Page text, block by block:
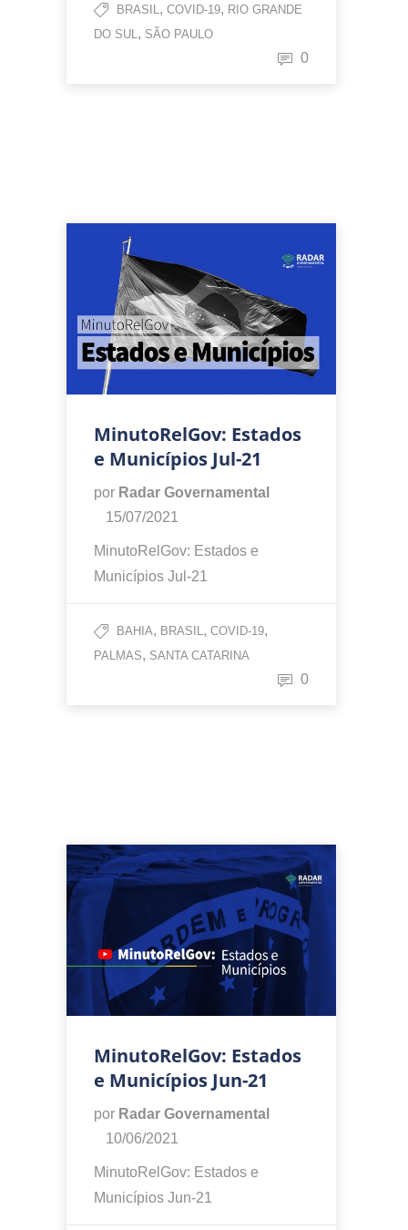
BRASIL, COVID-19, RIO GRANDE
DO SUL, SÃO PAULO
0
MinutoRelGov: Estados
e Municípios Jul-21
por Radar Governamental
15/07/2021
MinutoRelGov: Estados e
Municípios Jul-21
BAHIA, BRASIL, COVID-19,
PALMAS, SANTA CATARINA
0
MinutoRelGov: Estados
e Municípios Jun-21
por Radar Governamental
10/06/2021
MinutoRelGov: Estados e
Municípios Jun-21